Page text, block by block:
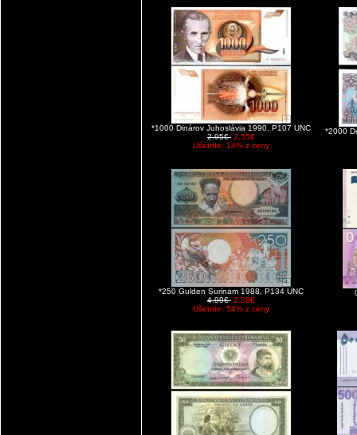
*1000 Dinárov Juhoslávia 1990, P107 UNC
2.95€ 2.55€
Ušetríte: 14% z ceny
*2000
*250 Gulden Surinam 1988, P134 UNC
4.99€ 2.29€
Ušetríte: 54% z ceny